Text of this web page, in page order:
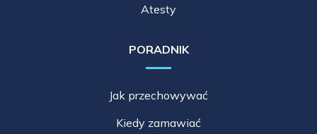
Atesty
PORADNIK
Jak przechowywać
Kiedy zamawiać